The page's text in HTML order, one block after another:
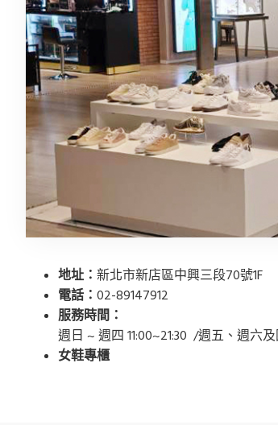
地址： 新北市新店區中興三段70號1F
電話： 02-89147912
服務時間：
週日 ~ 週四 11:00~21:30 /週五、週六
女鞋專櫃